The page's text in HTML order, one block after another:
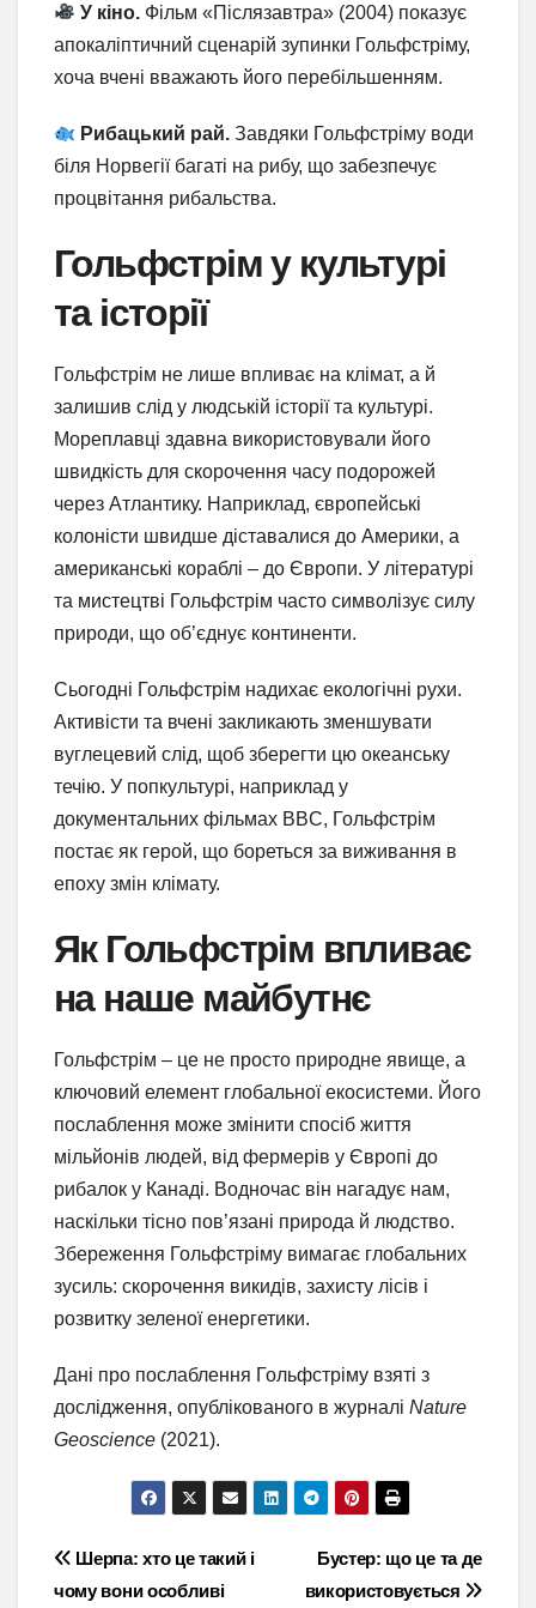
У кіно. Фільм «Післязавтра» (2004) показує
апокаліптичний сценарій зупинки Гольфстріму,
хоча вчені вважають його перебільшенням.
Рибацький рай. Завдяки Гольфстріму води
біля Норвегії багаті на рибу, що забезпечує
процвітання рибальства.
Гольфстрім у культурі
та історії
Гольфстрім не лише впливає на клімат, а й
залишив слід у людській історії та культурі.
Мореплавці здавна використовували його
швидкість для скорочення часу подорожей
через Атлантику. Наприклад, європейські
колоністи швидше діставалися до Америки, а
американські кораблі – до Європи. У літературі
та мистецтві Гольфстрім часто символізує силу
природи, що об’єднує континенти.
Сьогодні Гольфстрім надихає екологічні рухи.
Активісти та вчені закликають зменшувати
вуглецевий слід, щоб зберегти цю океанську
течію. У попкультурі, наприклад у
документальних фільмах BBC, Гольфстрім
постає як герой, що бореться за виживання в
епоху змін клімату.
Як Гольфстрім впливає
на наше майбутнє
Гольфстрім – це не просто природне явище, а
ключовий елемент глобальної екосистеми. Його
послаблення може змінити спосіб життя
мільйонів людей, від фермерів у Європі до
рибалок у Канаді. Водночас він нагадує нам,
наскільки тісно пов’язані природа й людство.
Збереження Гольфстріму вимагає глобальних
зусиль: скорочення викидів, захисту лісів і
розвитку зеленої енергетики.
Дані про послаблення Гольфстріму взяті з
дослідження, опублікованого в журналі Nature
Geoscience (2021).
Навігація
Бустер: що це та де
використовується
Шерпа: хто це такий і
чому вони особливі